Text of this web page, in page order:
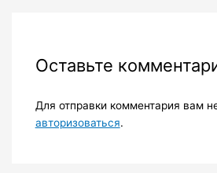
Оставьте
Для отправки комментария вам
авторизоваться.